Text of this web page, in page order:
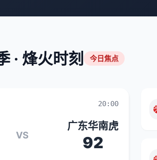
· 烽火时刻 今日焦点
20:00
VS
广东华南虎
92